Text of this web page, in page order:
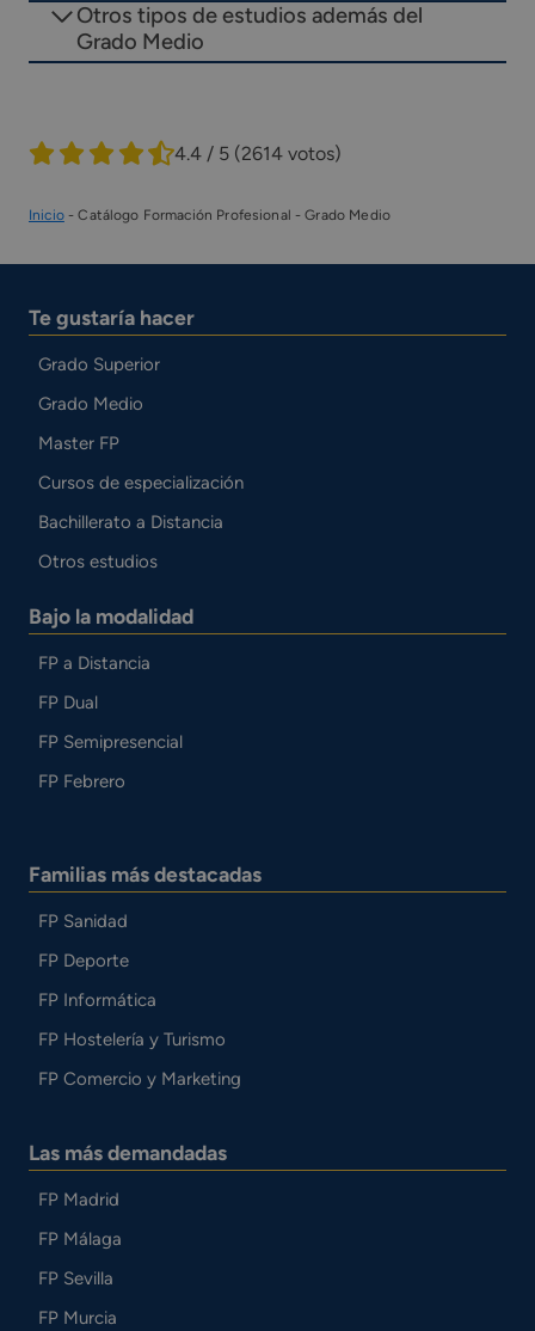
Otros tipos de estudios además del
Grado Medio
4.4 / 5 (2614 votos)
Inicio-Catálogo Formación Profesional -Grado Medio
Te gustaría hacer
Grado Superior
Grado Medio
Master FP
Cursos de especialización
Bachillerato a Distancia
Otros estudios
Bajo la modalidad
FP a Distancia
FP Dual
FP Semipresencial
FP Febrero
Familias más destacadas
FP Sanidad
FP Deporte
FP Informática
FP Hostelería y Turismo
FP Comercio y Marketing
Las más demandadas
FP Madrid
FP Málaga
FP Sevilla
FP Murcia